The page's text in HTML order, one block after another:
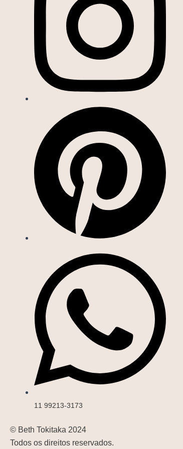
11 99213-3173
© Beth Tokitaka 2024
Todos os direitos reservados.